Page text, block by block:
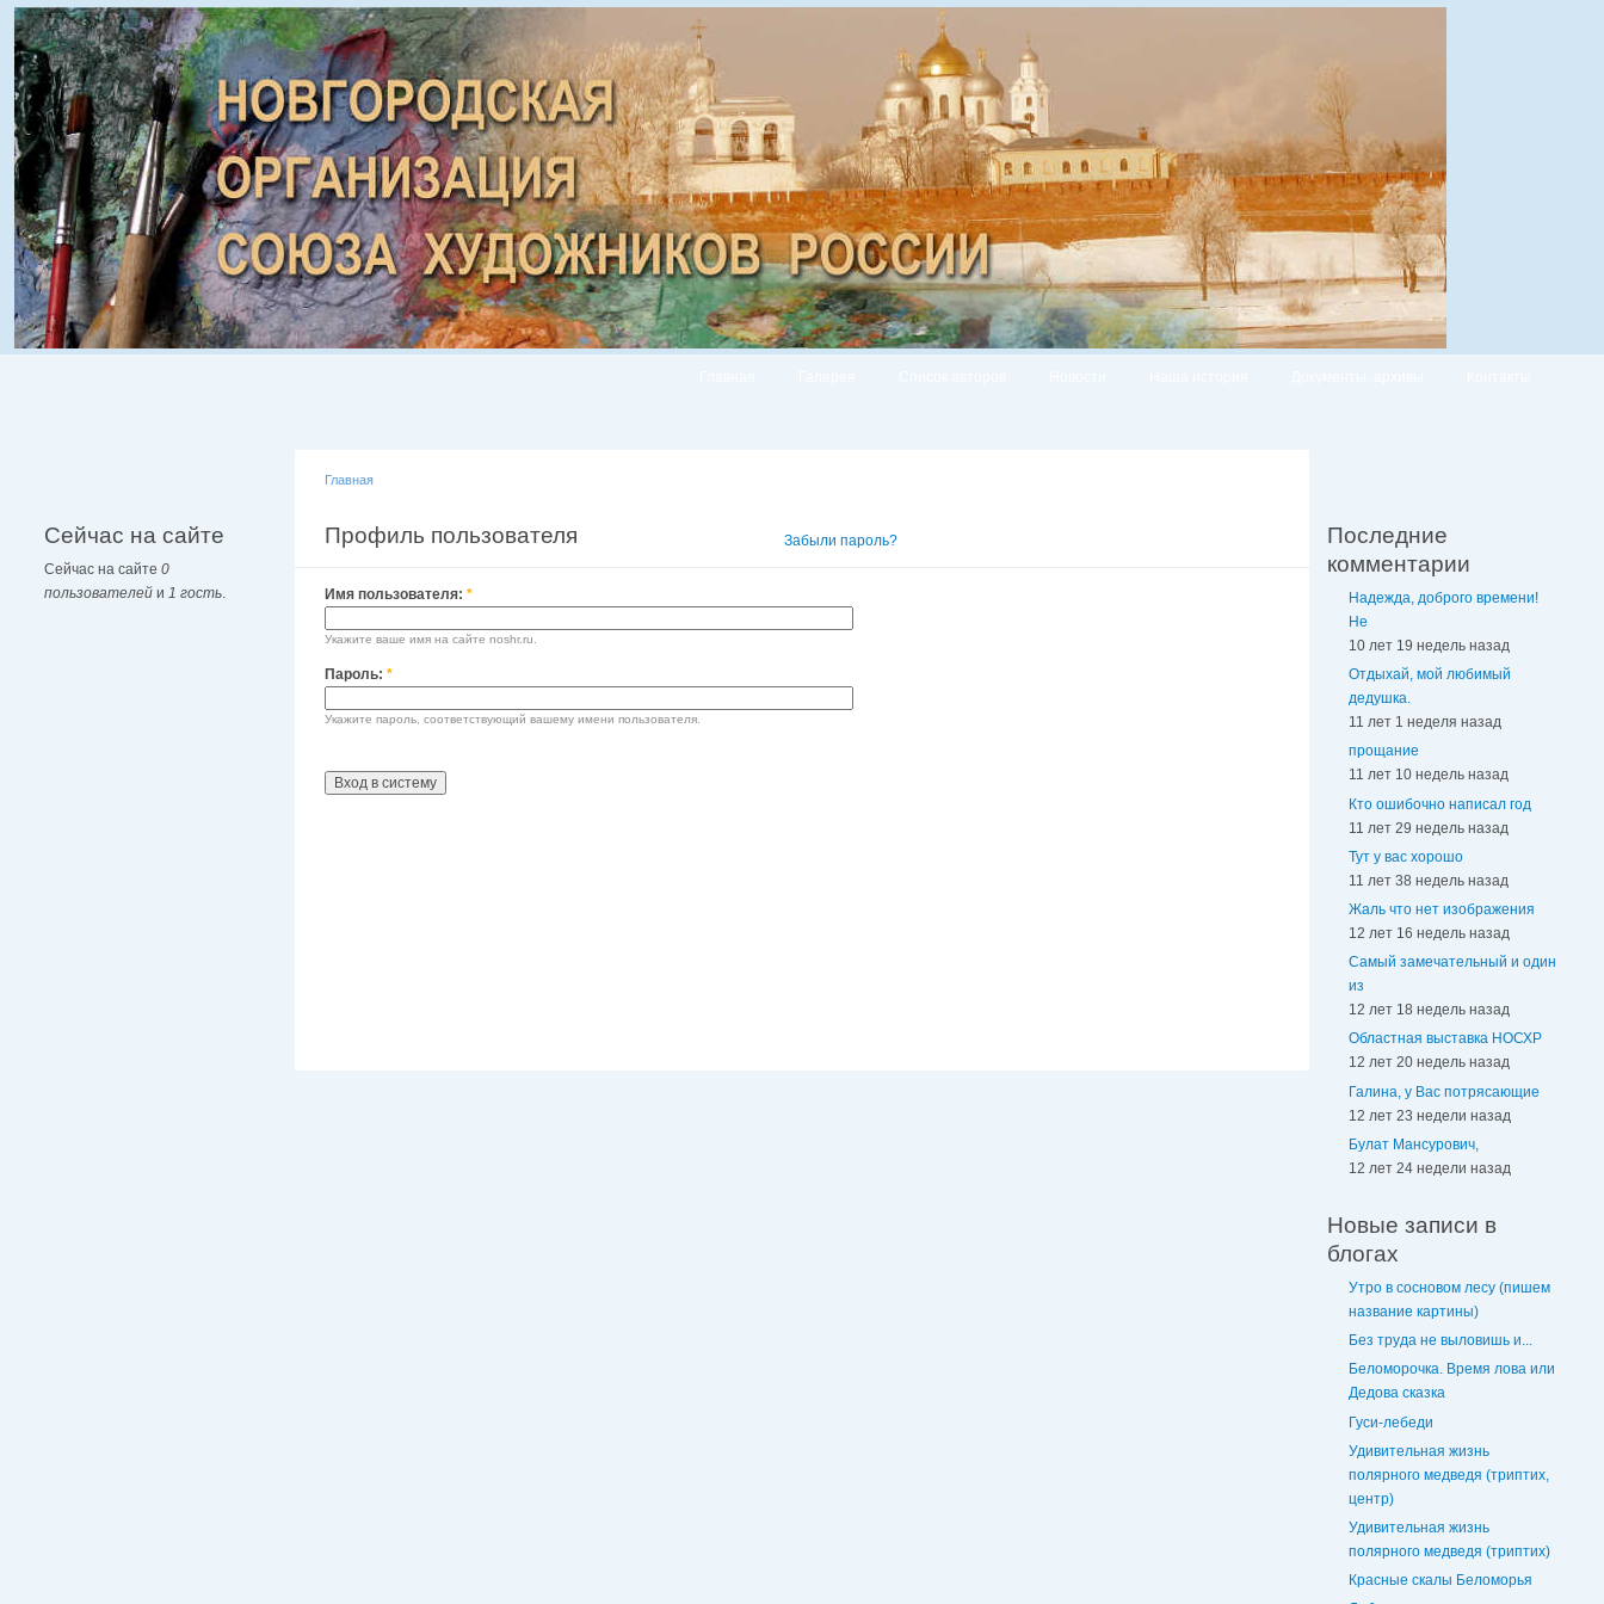
Сейчас на сайте
Сейчас на сайте 0
пользователей и 1 гость.
Главная
Профиль пользователя Забыли пароль?
Имя пользователя: *
Укажите ваше имя на сайте noshr.ru.
Пароль: *
Укажите пароль, соответствующий вашему имени пользователя.
Последние
комментарии
Надежда, доброго времени!
Не
10 лет 19 недель назад
Отдыхай, мой любимый
дедушка.
11 лет 1 неделя назад
прощание
11 лет 10 недель назад
Кто ошибочно написал год
11 лет 29 недель назад
Тут у вас хорошо
11 лет 38 недель назад
Жаль что нет изображения
12 лет 16 недель назад
Самый замечательный и один
из
12 лет 18 недель назад
Областная выставка НОСХР
12 лет 20 недель назад
Галина, у Вас потрясающие
12 лет 23 недели назад
Булат Мансурович,
12 лет 24 недели назад
Новые записи в
блогах
Утро в сосновом лесу (пишем
название картины)
Без труда не выловишь и...
Беломорочка. Время лова или
Дедова сказка
Гуси-лебеди
Удивительная жизнь
полярного медведя (триптих,
центр)
Удивительная жизнь
полярного медведя (триптих)
Красные скалы Беломорья